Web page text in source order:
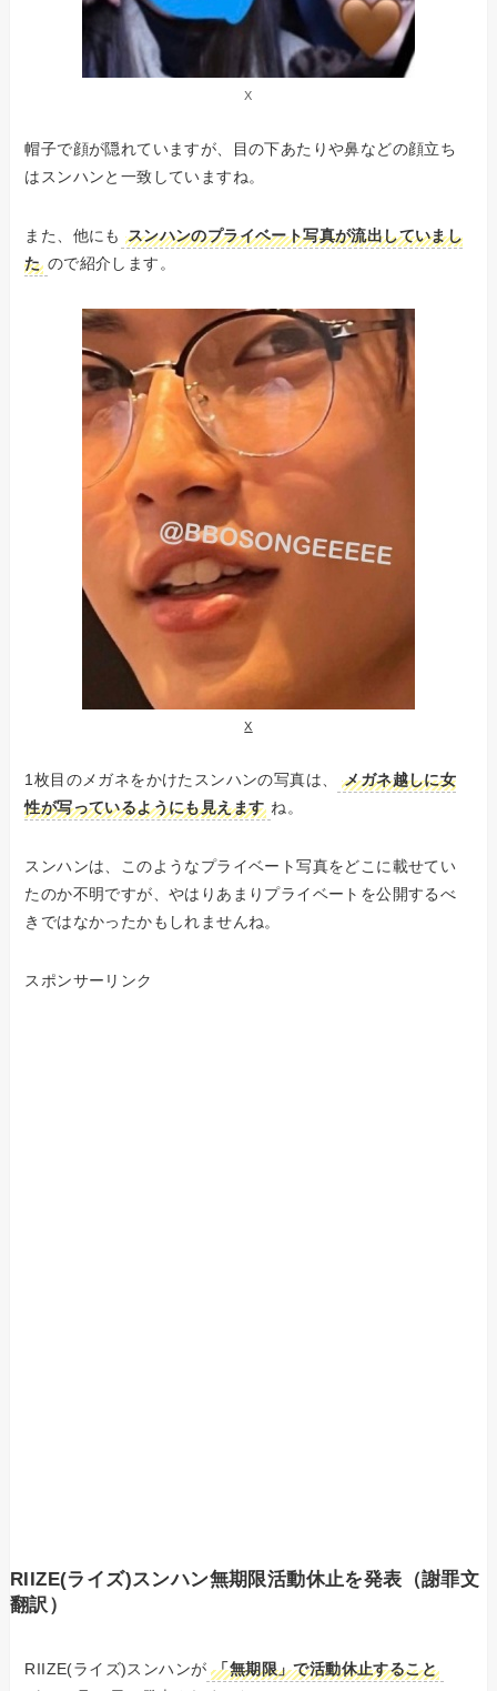
X
帽子で顔が隠れていますが、目の下あたりや鼻などの顔立ち
はスンハンと一致していますね。
また、他にも スンハンのプライベート写真が流出していまし
た ので紹介します。
X
1枚目のメガネをかけたスンハンの写真は、
メガネ越しに女
性が写っているようにも見えます ね。
スンハンは、このようなプライベート写真をどこに載せてい
たのか不明ですが、やはりあまりプライベートを公開するべ
きではなかったかもしれませんね。
スポンサーリンク
RIIZE(ライズ)スンハン無期限活動休止を発表（謝罪文
翻訳）
RIIZE(ライズ)スンハンが 「無期限」で活動休止すること